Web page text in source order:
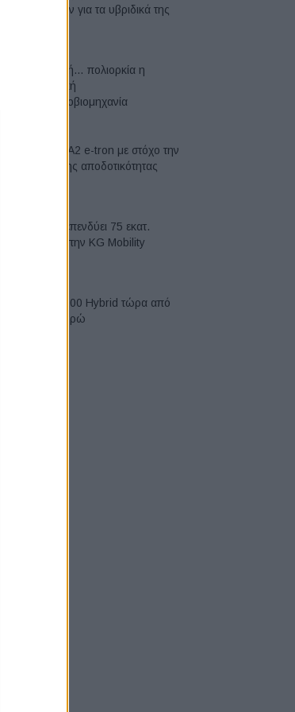
μπαταριών για τα υβριδικά της
Σε κινεζική… πολιορκία η
ευρωπαϊκή
αυτοκινητοβιομηχανία
Νέο Audi A2 e-tron με στόχο την
κορυφή της αποδοτικότητας
Η Chery επενδύει 75 εκατ.
δολάρια στην KG Mobility
Το FIAT 500 Hybrid τώρα από
18.990 ευρώ